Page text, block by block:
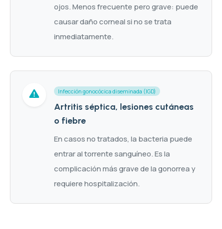
ojos. Menos frecuente pero grave: puede
causar daño corneal si no se trata
inmediatamente.
Infección gonocócica diseminada (IGD)
Artritis séptica, lesiones cutáneas
o fiebre
En casos no tratados, la bacteria puede
entrar al torrente sanguíneo. Es la
complicación más grave de la gonorrea y
requiere hospitalización.